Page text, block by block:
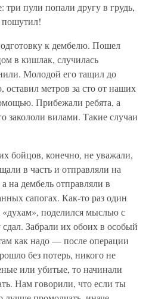
три пули попали другу в грудь,
пошутил!
к дембелю. Пошел
в кишлак, случилась
Молодой его тащил до
оставил метров за сто от наших
Прибежали ребята, а
закололи вилами. Такие случаи
бойцов, конечно, не уважали,
в часть и отправляли на
на дембель отправляли в
сапогах. Как-то раз один
«духам», поделился мыслью с
Забрали их обоих в особый
как надо — после операции
без потерь, никого не
или убитые, то начинали
Нам говорили, что если ты